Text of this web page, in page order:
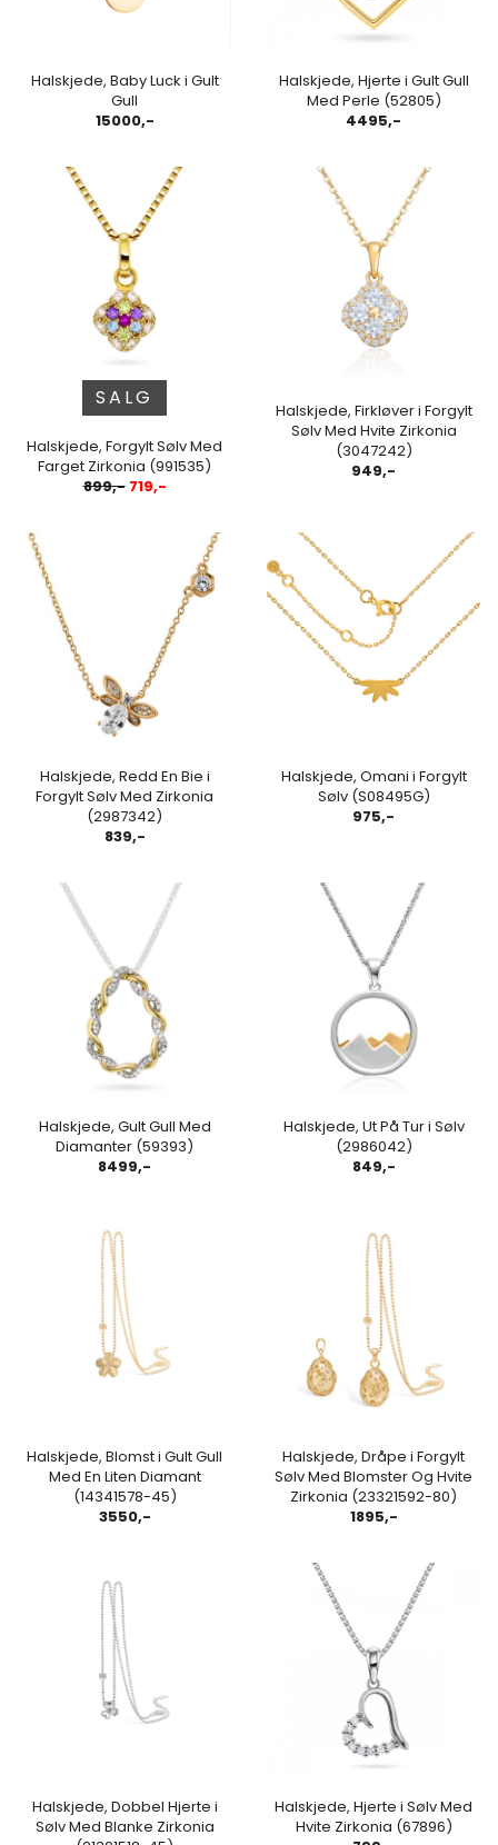
Halskjede, Baby Luck i Gult
Gull
15000,-
Halskjede, Hjerte i Gult Gull
Med Perle (52805)
4495,-
SALG
Halskjede, Forgylt Sølv Med
Farget Zirkonia (991535)
899,-719,-
Halskjede, Firkløver i Forgylt
Sølv Med Hvite Zirkonia
(3047242)
949,-
Halskjede, Redd En Bie i
Forgylt Sølv Med Zirkonia
(2987342)
839,-
Halskjede, Omani i Forgylt
Sølv (S08495G)
975,-
Halskjede, Gult Gull Med
Diamanter (59393)
8499,-
Halskjede, Ut På Tur i Sølv
(2986042)
849,-
Halskjede, Blomst i Gult Gull
Med En Liten Diamant
(14341578-45)
3550,-
Halskjede, Dråpe i Forgylt
Sølv Med Blomster Og Hvite
Zirkonia (23321592-80)
1895,-
Halskjede, Dobbel Hjerte i
Sølv Med Blanke Zirkonia
Halskjede, Hjerte i Sølv Med
Hvite Zirkonia (67896)